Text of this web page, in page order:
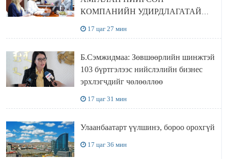
КОМПАНИЙН УДИРДЛАГАТАЙ
17 цаг 27 мин
Б.Сэмжидмаа: Зөвшөөрлийн шинжтэй
103 бүртгэлээс нийслэлийн бизнес
эрхлэгчдийг чөлөөллөө
17 цаг 31 мин
Улаанбаатарт үүлшинэ, бороо орохгүй
17 цаг 36 мин